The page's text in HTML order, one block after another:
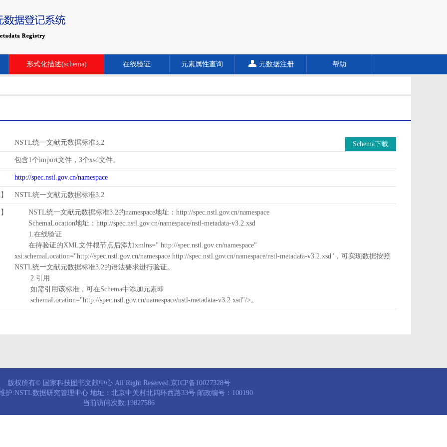
形式化描述(schema) 在线验证 元素属性查询 元数据注册 帮助
NSTL统一文献元数据标准3.2 Schema下载
包含1个import文件，3个xsd文件。
http://spec.nstl.gov.cn/namespace
NSTL统一文献元数据标准3.2
NSTL统一文献元数据标准3.2的namespace地址：http://spec.nstl.gov.cn/namespace
SchemaLocation地址：http://spec.nstl.gov.cn/namespace/nstl-metadata-v3.2.xsd
1.在线验证
在待验证的XML文件根节点后添加xmlns=" http://spec.nstl.gov.cn/namespace"
xsi:schemaLocation="http://spec.nstl.gov.cn/namespace http://spec.nstl.gov.cn/namespace/nstl-metadata-v3.2.xsd"，可实现数据按照
NSTL统一文献元数据标准3.2的语法要求进行验证。
2.引用
如需引用该标准，可在Schema中添加元素即
schemaLocation="http://spec.nstl.gov.cn/namespace/nstl-metadata-v3.2.xsd"/>。
版权所有© 国家科技图书文献中心 All Right Reserved.京ICP备10027328号
护:NSTL数据研究管理中心 地址：北京中关村北四环西路33号 邮政编号：100190
当前访问次数:19827586